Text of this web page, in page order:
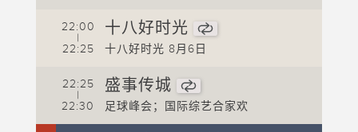
22:00
|
22:25
十八好时光
十八好时光 8月6日
22:25
|
22:30
盛事传城
足球峰会；国际综艺合家欢